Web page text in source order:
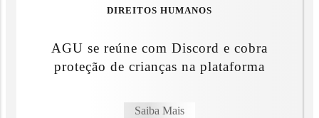
DIREITOS HUMANOS
AGU se reúne com Discord e cobra
proteção de crianças na plataforma
Saiba Mais